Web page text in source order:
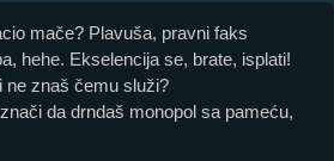
mače? Plavuša, pravni faks
hehe. Ekselencija se, brate, isplati!
ne znaš čemu služi?
da drndaš monopol sa pameću,